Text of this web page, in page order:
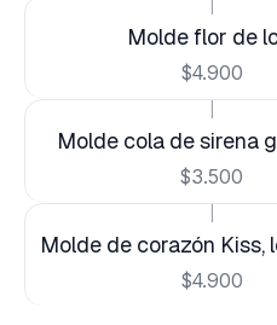
Molde flor de
$4.900
Molde cola de sirena
$3.500
Molde de corazón Kiss,
$4.900